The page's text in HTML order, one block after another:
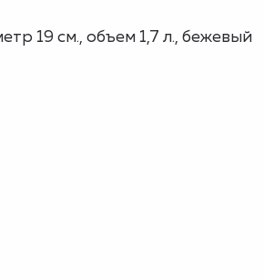
19 см., объем 1,7 л., бежевый